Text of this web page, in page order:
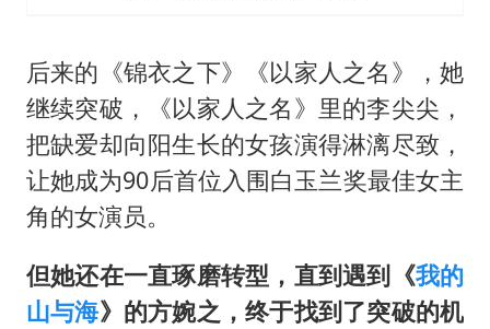
后来的《锦衣之下》《以家人之名》，她
继续突破，《以家人之名》里的李尖尖，
把缺爱却向阳生长的女孩演得淋漓尽致，
让她成为90后首位入围白玉兰奖最佳女主
角的女演员。
但她还在一直琢磨转型，直到遇到《我的
山与海》的方婉之，终于找到了突破的机